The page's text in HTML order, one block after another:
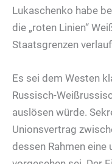
Lukaschenko habe
die „roten Linien“
Staatsgrenzen
Es sei dem Westen
Russisch-
auslösen würde.
Unionsvertrag
dessen Rahmen eine